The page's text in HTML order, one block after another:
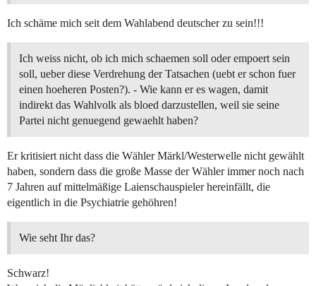
Ich schäme mich seit dem Wahlabend deutscher zu sein!!!
Ich weiss nicht, ob ich mich schaemen soll oder empoert sein
soll, ueber diese Verdrehung der Tatsachen (uebt er schon fuer
einen hoeheren Posten?). - Wie kann er es wagen, damit
indirekt das Wahlvolk als bloed darzustellen, weil sie seine
Partei nicht genuegend gewaehlt haben?
Er kritisiert nicht dass die Wähler Märkl/Westerwelle nicht gewählt
haben, sondern dass die große Masse der Wähler immer noch nach
7 Jahren auf mittelmäßige Laienschauspieler hereinfällt, die
eigentlich in die Psychiatrie gehöhren!
Wie seht Ihr das?
Schwarz!